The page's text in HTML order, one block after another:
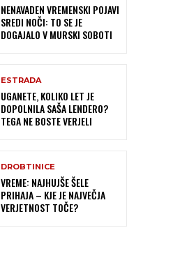
NENAVADEN VREMENSKI POJAVI
SREDI NOČI: TO SE JE
DOGAJALO V MURSKI SOBOTI
ESTRADA
UGANETE, KOLIKO LET JE
DOPOLNILA SAŠA LENDERO?
TEGA NE BOSTE VERJELI
DROBTINICE
VREME: NAJHUJŠE ŠELE
PRIHAJA – KJE JE NAJVEČJA
VERJETNOST TOČE?